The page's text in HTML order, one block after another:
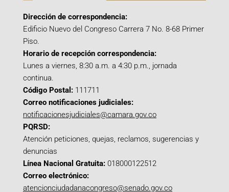
Dirección de correspondencia:
Edificio Nuevo del Congreso Carrera 7 No. 8-68 Primer
Piso.
Horario de recepción correspondencia:
Lunes a viernes, 8:30 a.m. a 4:30 p.m., jornada
continua.
Código Postal: 111711
Correo notificaciones judiciales:
notificacionesjudiciales@camara.gov.co
PQRSD:
Atención peticiones, quejas, reclamos, sugerencias y
denuncias
Línea Nacional Gratuita: 018000122512
Correo electrónico:
atencionciudadanacongreso@senado.gov.co